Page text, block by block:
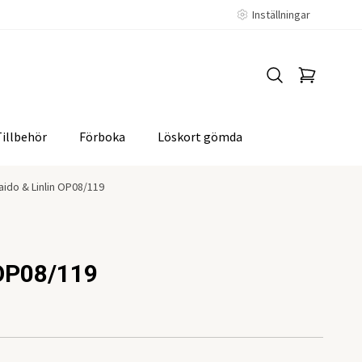
Inställningar
Förboka Löskort gömda
& Linlin OP08/119
119